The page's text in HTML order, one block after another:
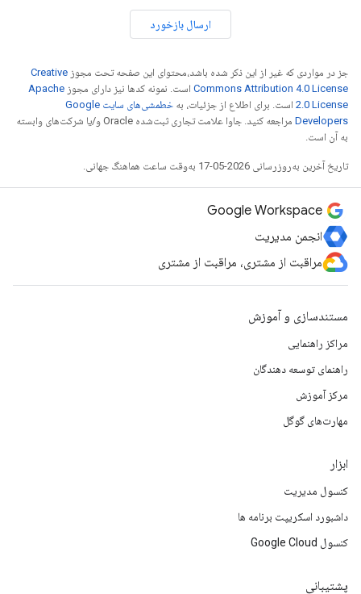
ارسال بازخورد
جز در مواردی که غیر از این ذکر شده باشد،‌محتوای این صفحه تحت مجوز Creative
Commons Attribution 4.0 License است. نمونه کدها نیز دارای مجوز Apache
2.0 License است. برای اطلاع از جزئیات، به
خطمشی‌های سایت Google
Developers‏
مراجعه کنید. جاوا علامت تجاری ثبت‌شده Oracle و/یا شرکت‌های وابسته
به آن است.
تاریخ آخرین به‌روزرسانی 2026-05-17 به‌وقت ساعت هماهنگ جهانی.
Google Workspace
انجمن مدیریت
مراقبت از مشتری، مراقبت از مشتری
مستندسازی و آموزش
مراکز راهنمایی
راهنمای توسعه دهندگان
مرکز آموزش
مهارت‌های گوگل
ابزار
کنسول مدیریت
داشبورد اسکریپت برنامه ها
کنسول Google Cloud
پشتیبانی